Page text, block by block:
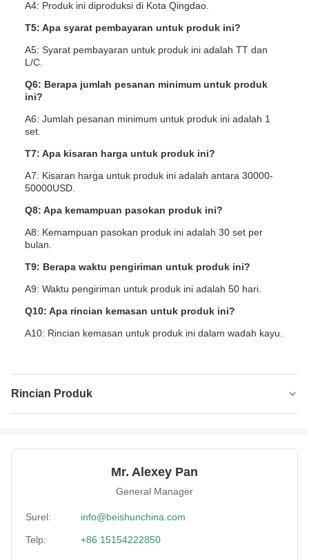
A4: Produk ini diproduksi di Kota Qingdao.
T5: Apa syarat pembayaran untuk produk ini?
A5: Syarat pembayaran untuk produk ini adalah TT dan
L/C.
Q6: Berapa jumlah pesanan minimum untuk produk
ini?
A6: Jumlah pesanan minimum untuk produk ini adalah 1
set.
T7: Apa kisaran harga untuk produk ini?
A7: Kisaran harga untuk produk ini adalah antara 30000-
50000USD.
Q8: Apa kemampuan pasokan produk ini?
A8: Kemampuan pasokan produk ini adalah 30 set per
bulan.
T9: Berapa waktu pengiriman untuk produk ini?
A9: Waktu pengiriman untuk produk ini adalah 50 hari.
Q10: Apa rincian kemasan untuk produk ini?
A10: Rincian kemasan untuk produk ini dalam wadah kayu.
Rincian Produk
Screw (Mm):
Mr. Alexey Pan
General Manager
Surel: info@beishunchina.com
Telp: +86 15154222850